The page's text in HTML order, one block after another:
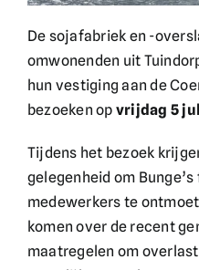
De sojafabriek en -
omwonenden uit
hun vestiging aan de
bezoeken op vrijdag 5
Tijdens het bezoek
gelegenheid om
medewerkers te
komen over de recent
maatregelen om